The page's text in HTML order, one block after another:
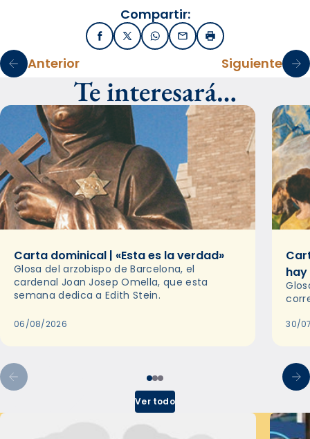
Compartir:
FacebookX / TwitterWhatsApp
EmailImprimir
Anterior Siguiente
Te interesará…
Carta dominical | «Esta es la verdad»
Glosa del arzobispo de Barcelona, el
cardenal Joan Josep Omella, que esta
semana dedica a Edith Stein.
06/08/2026 30/
Ver todo